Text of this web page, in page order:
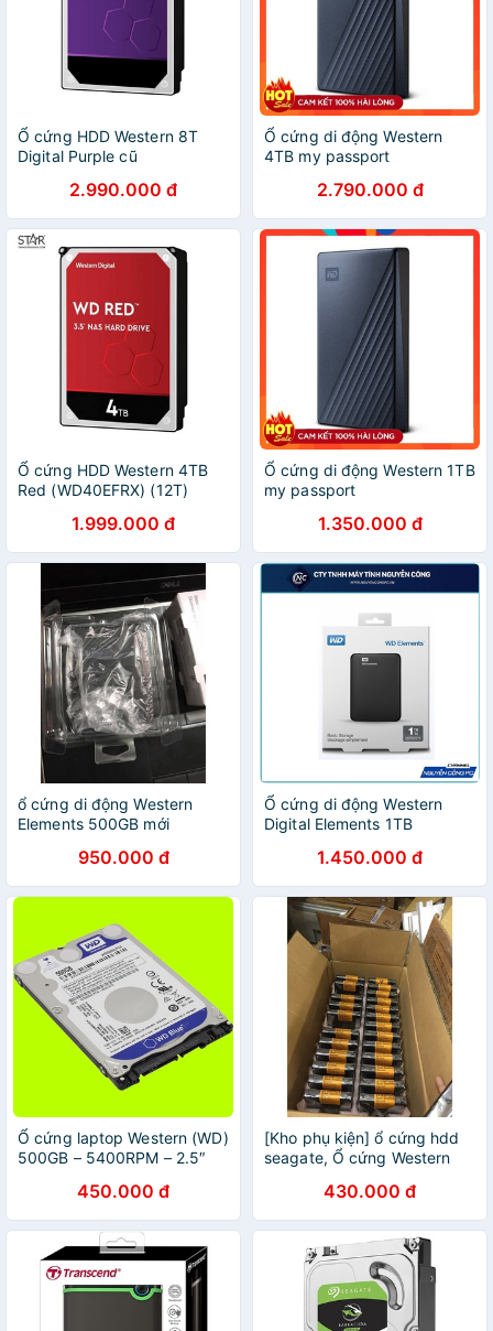
Ổ cứng HDD Western 8T
Digital Purple cũ
2.990.000 đ
Ổ cứng di động Western
4TB my passport
2.790.000 đ
Ổ cứng HDD Western 4TB
Red (WD40EFRX) (12T)
1.999.000 đ
Ổ cứng di động Western 1TB
my passport
1.350.000 đ
ổ cứng di động Western
Elements 500GB mới
950.000 đ
Ổ cứng di động Western
Digital Elements 1TB
1.450.000 đ
Ổ cứng laptop Western (WD)
500GB – 5400RPM – 2.5″
450.000 đ
[Kho phụ kiện] ổ cứng hdd
seagate, Ổ cứng Western
430.000 đ